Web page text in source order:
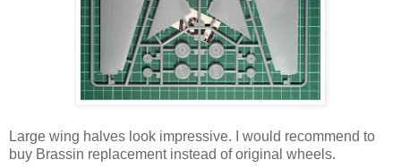
Large wing halves look impressive. I would recommend to
buy Brassin replacement instead of original wheels.